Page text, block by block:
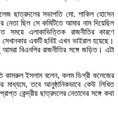
ছাত্রদলের সভাপতি মো. শাকিল হোসেন
ছিল সে কমিটিতে আমার নাম দিয়েছিল
এলাকাভিত্তিক রাজনীতির কারণে
সেখানকার একটি ছবিই এখন ভাইরাল হয়েছে।
বিএনপির রাজনীতির সঙ্গে জড়িত। এটা
কামরুল ইসলাম বলেন, কলম ডিগ্রী কলেজের
তবে আনুষ্ঠানিকভাবে কেউ লিখিত
কেন্দ্রীয় ছাত্রদলের নেতাদের সঙ্গে কথা